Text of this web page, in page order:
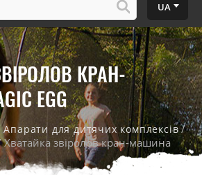
UA
КРАН-
EGG
Апарати для дитячих комплексів/
звіролов кран-машина